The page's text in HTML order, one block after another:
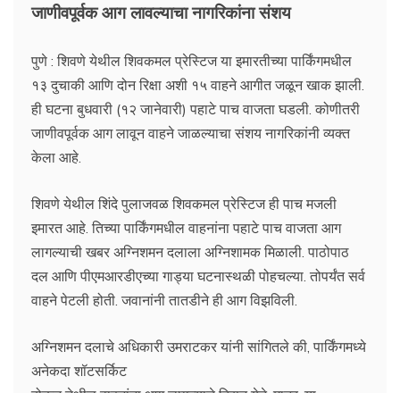
जाणीवपूर्वक आग लावल्याचा नागरिकांना संशय
पुणे : शिवणे येथील शिवकमल प्रेस्टिज या इमारतीच्या पार्किंगमधील
१३ दुचाकी आणि दोन रिक्षा अशी १५ वाहने आगीत जळून खाक झाली.
ही घटना बुधवारी (१२ जानेवारी) पहाटे पाच वाजता घडली. कोणीतरी
जाणीवपूर्वक आग लावून वाहने जाळल्याचा संशय नागरिकांनी व्यक्त
केला आहे.
शिवणे येथील शिंदे पुलाजवळ शिवकमल प्रेस्टिज ही पाच मजली
इमारत आहे. तिच्या पार्किंगमधील वाहनांना पहाटे पाच वाजता आग
लागल्याची खबर अग्निशमन दलाला अग्निशामक मिळाली. पाठोपाठ
दल आणि पीएमआरडीएच्या गाड्या घटनास्थळी पोहचल्या. तोपर्यंत सर्व
वाहने पेटली होती. जवानांनी तातडीने ही आग विझविली.
अग्निशमन दलाचे अधिकारी उमराटकर यांनी सांगितले की, पार्किंगमध्ये
अनेकदा शॉटसर्किट